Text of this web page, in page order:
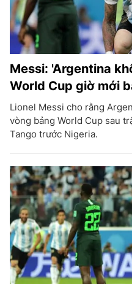
Messi: 'Argentina
World Cup giờ mới
Lionel Messi cho rằng
vòng bảng World Cup sau
Tango trước Nigeria.